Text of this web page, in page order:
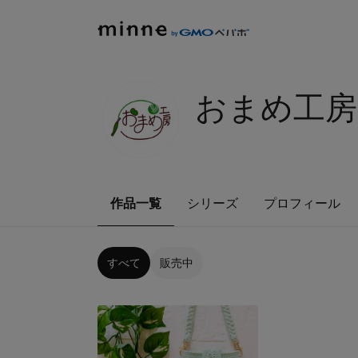
おまめ工房
作品一覧 シリーズ プロフィール
すべて 販売中